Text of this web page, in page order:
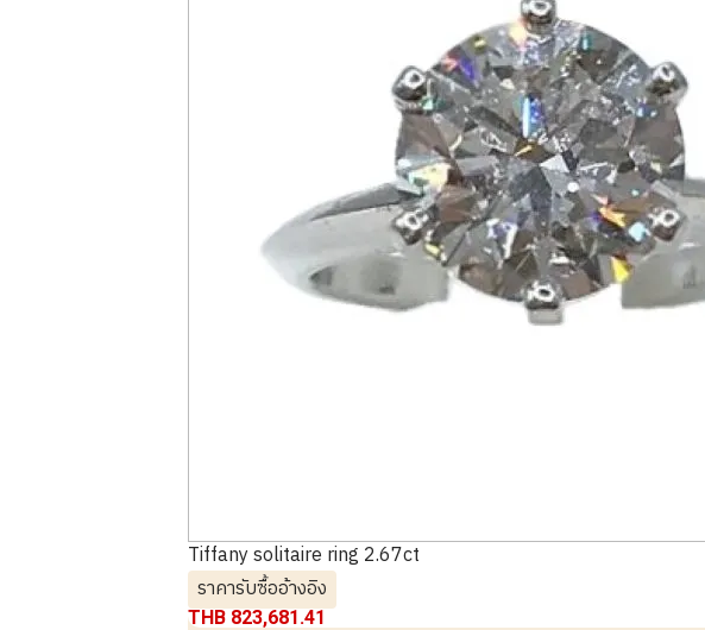
Tiffany solitaire ring 2.67ct
ราคารับซื้ออ้างอิง
THB 823,681.41